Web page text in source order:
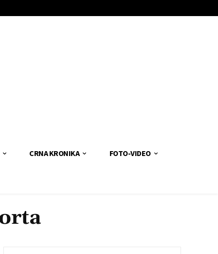
CRNA KRONIKA FOTO-VIDEO